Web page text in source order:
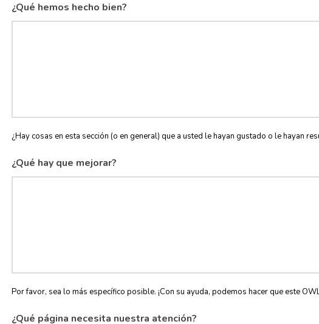
¿Qué hemos hecho bien?
¿Hay cosas en esta sección (o en general) que a usted le hayan gustado o le hayan
¿Qué hay que mejorar?
Por favor, sea lo más específico posible. ¡Con su ayuda, podemos hacer que este
¿Qué página necesita nuestra atención?